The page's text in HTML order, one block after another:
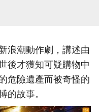
浪潮動作劇，講述由
後才獲知可疑購物中
危險遺產而被奇怪的
的故事。